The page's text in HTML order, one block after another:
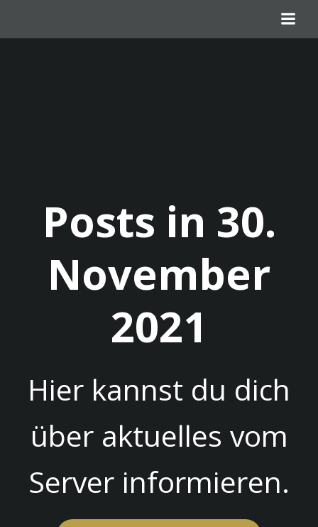
springen
Posts in 30.
November
2021
Hier kannst du dich
über aktuelles vom
Server informieren.